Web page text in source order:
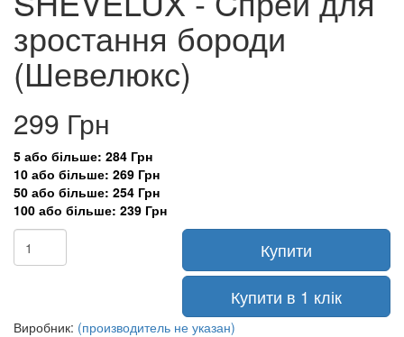
зростання бороди
(Шевелюкс)
299 Грн
5 або більше: 284 Грн
10 або більше: 269 Грн
50 або більше: 254 Грн
100 або більше: 239 Грн
Купити
Купити в 1 клік
Виробник: (производитель не указан)